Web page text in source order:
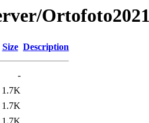
Size Description
-
1.7K
1.7K